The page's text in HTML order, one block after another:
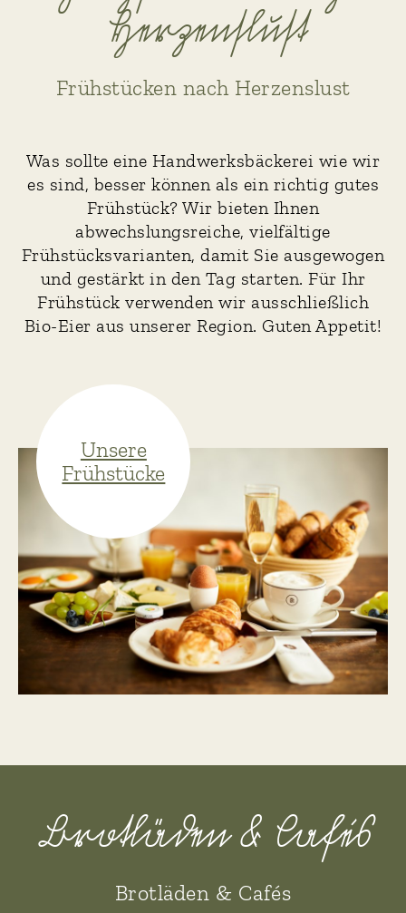
Herzenſluſt
Frühstücken nach Herzenslust
Was sollte eine Handwerksbäckerei wie wir
es sind, besser können als ein richtig gutes
Frühstück? Wir bieten Ihnen
abwechslungsreiche, vielfältige
Frühstücksvarianten, damit Sie ausgewogen
und gestärkt in den Tag starten. Für Ihr
Frühstück verwenden wir ausschließlich
Bio-Eier aus unserer Region. Guten Appetit!
Unsere
Frühstücke
Brotläden & Cafés
Brotläden & Cafés